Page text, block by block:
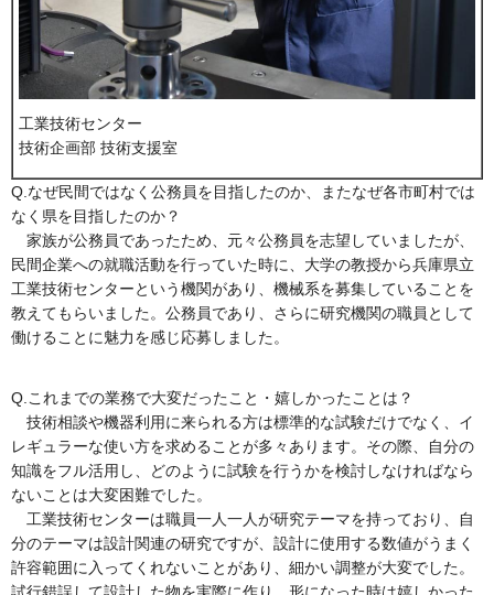
工業技術センター
技術企画部 技術支援室
Q.なぜ民間ではなく公務員を目指したのか、またなぜ各市町村では
なく県を目指したのか？
家族が公務員であったため、元々公務員を志望していましたが、
民間企業への就職活動を行っていた時に、大学の教授から兵庫県立
工業技術センターという機関があり、機械系を募集していることを
教えてもらいました。公務員であり、さらに研究機関の職員として
働けることに魅力を感じ応募しました。
Q.これまでの業務で大変だったこと・嬉しかったことは？
技術相談や機器利用に来られる方は標準的な試験だけでなく、イ
レギュラーな使い方を求めることが多々あります。その際、自分の
知識をフル活用し、どのように試験を行うかを検討しなければなら
ないことは大変困難でした。
工業技術センターは職員一人一人が研究テーマを持っており、自
分のテーマは設計関連の研究ですが、設計に使用する数値がうまく
許容範囲に入ってくれないことがあり、細かい調整が大変でした。